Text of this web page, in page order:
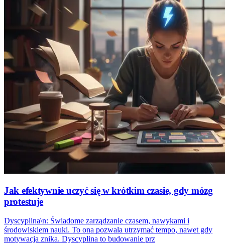
Jak efektywnie uczyć się w krótkim czasie, gdy mózg
protestuje
Dyscyplina\n: Świadome zarządzanie czasem, nawykami i
środowiskiem nauki. To ona pozwala utrzymać tempo, nawet gdy
motywacja znika. Dyscyplina to budowanie prz